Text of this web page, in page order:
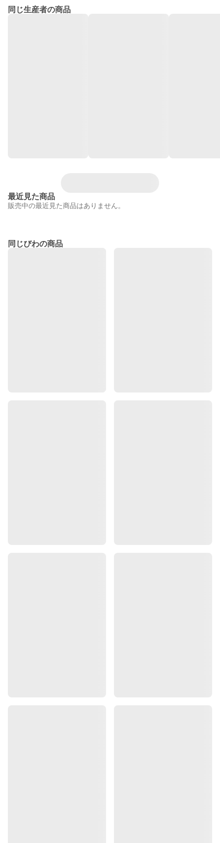
同じ生産者の商品
最近見た商品
販売中の最近見た商品はありません。
同じびわの商品